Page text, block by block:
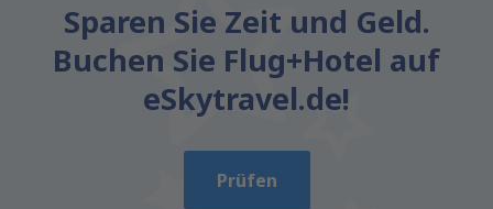
Sparen Sie Zeit und Geld.
Buchen Sie Flug+Hotel auf
eSkytravel.de!
Prüfen